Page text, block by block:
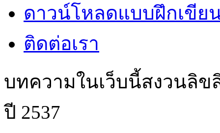
ดาวน์โหลดแบบฝึกเขีย
ติดต่อเรา
บทความในเว็บนี้สงวนลิ
ปี 2537